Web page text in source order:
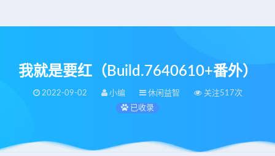
我就是要红（Build.7640610+番外）
2022-09-02 小编 休闲益智
关注517次
已收录